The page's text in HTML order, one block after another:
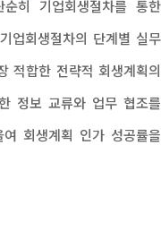
순히 기업회생절차를 통한
업회생절차의 단계별 실무
적합한 전략적 회생계획의
정보 교류와 업무 협조를
회생계획 인가 성공률을